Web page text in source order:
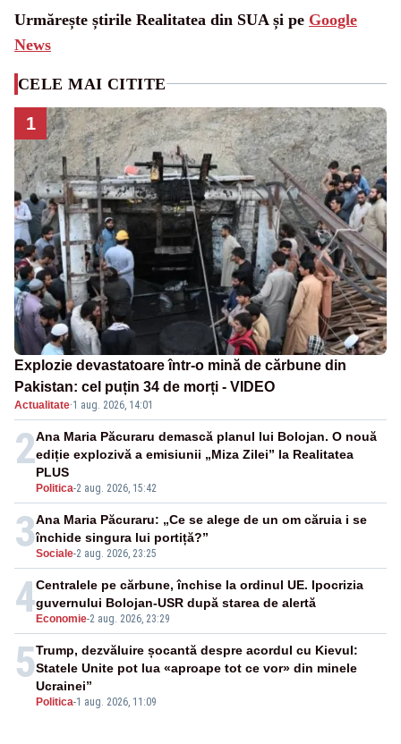
Urmărește știrile Realitatea din SUA și pe Google
News
CELE MAI CITITE
1
Explozie devastatoare într-o mină de cărbune din
Pakistan: cel puțin 34 de morți - VIDEO
Actualitate·1 aug. 2026, 14:01
2
Politica-2 aug. 2026, 15:42
Ana Maria Păcuraru demască planul lui Bolojan. O nouă
ediție explozivă a emisiunii „Miza Zilei” la Realitatea
PLUS
3Sociale-2 aug. 2026, 23:25
Ana Maria Păcuraru: „Ce se alege de un om căruia i se
închide singura lui portiță?”
4 Economie-2 aug. 2026, 23:29
Centralele pe cărbune, închise la ordinul UE. Ipocrizia
guvernului Bolojan-USR după starea de alertă
5
Politica-1 aug. 2026, 11:09
Trump, dezvăluire șocantă despre acordul cu Kievul:
Statele Unite pot lua «aproape tot ce vor» din minele
Ucrainei”